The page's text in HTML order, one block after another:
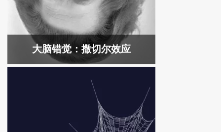
大脑错觉：撒切尔效应